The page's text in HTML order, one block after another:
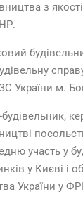
з
України м.
участь у
у Києві і
України у